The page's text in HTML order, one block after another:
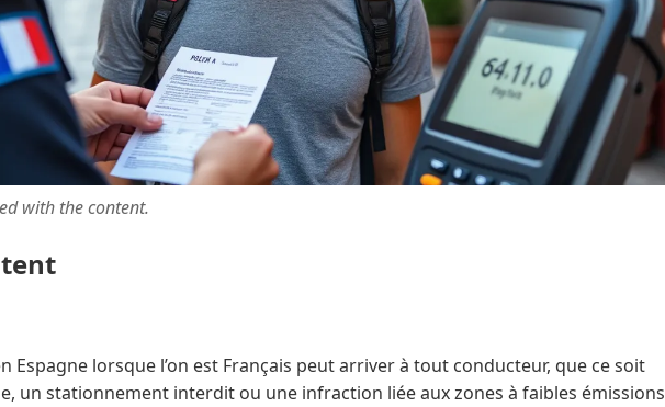
with the content.
Espagne lorsque l’on est Français peut arriver à tout conducteur, que ce soit
un stationnement interdit ou une infraction liée aux zones à faibles émissions